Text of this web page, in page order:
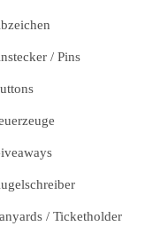
/ Pins
/ Ticketholder